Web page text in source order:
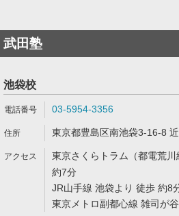
武田塾
池袋校
03-5954-3356
東京都豊島区南池袋3-16-8
東京さくらトラム（都電荒
約7分
JR山手線 池袋より 徒歩 約8
東京メトロ副都心線 雑司が